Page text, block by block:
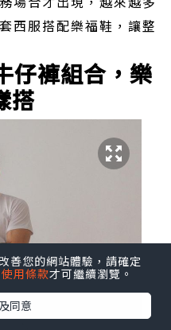
西服搭配樂福鞋，讓整
仔褲組合，樂
搭
您的網站體驗，請確定
用條款才可繼續瀏覽。
同意